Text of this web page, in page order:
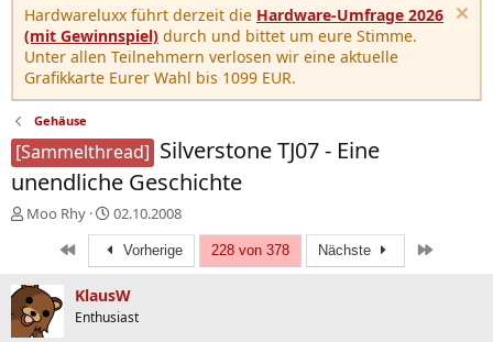
Hardwareluxx führt derzeit die Hardware-Umfrage 2026
(mit Gewinnspiel) durch und bittet um eure Stimme.
Unter allen Teilnehmern verlosen wir eine aktuelle
Grafikkarte Eurer Wahl bis 1099 EUR.
Gehäuse
[Sammelthread] Silverstone TJ07 - Eine
unendliche Geschichte
E
e
l
l
Moo Rhy
E
r
t
e
l
02.10.2008
Erste Vorherige 228 von 378 Nächste
KlausW
Enthusiast